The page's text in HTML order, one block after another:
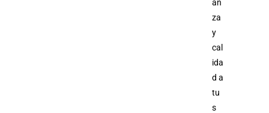
an
za
y
cal
ida
d a
tu
s